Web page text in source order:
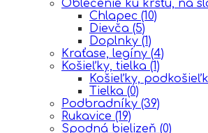
Oblečenie ku krstu, na
Chlapec (10)
Dievča (5)
Doplnky (1)
Kraťase, legíny (4)
Košieľky, tielka (1)
Košieľky,
Tielka (0)
Podbradníky (39)
Rukavice (19)
Spodná bielizeň (0)